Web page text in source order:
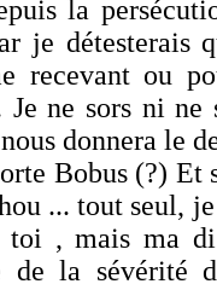
la
je détesterais
recevant ou
Je ne sors ni
donnera le
Bobus (?)
... tout seul,
toi , mais ma
de la sévérité